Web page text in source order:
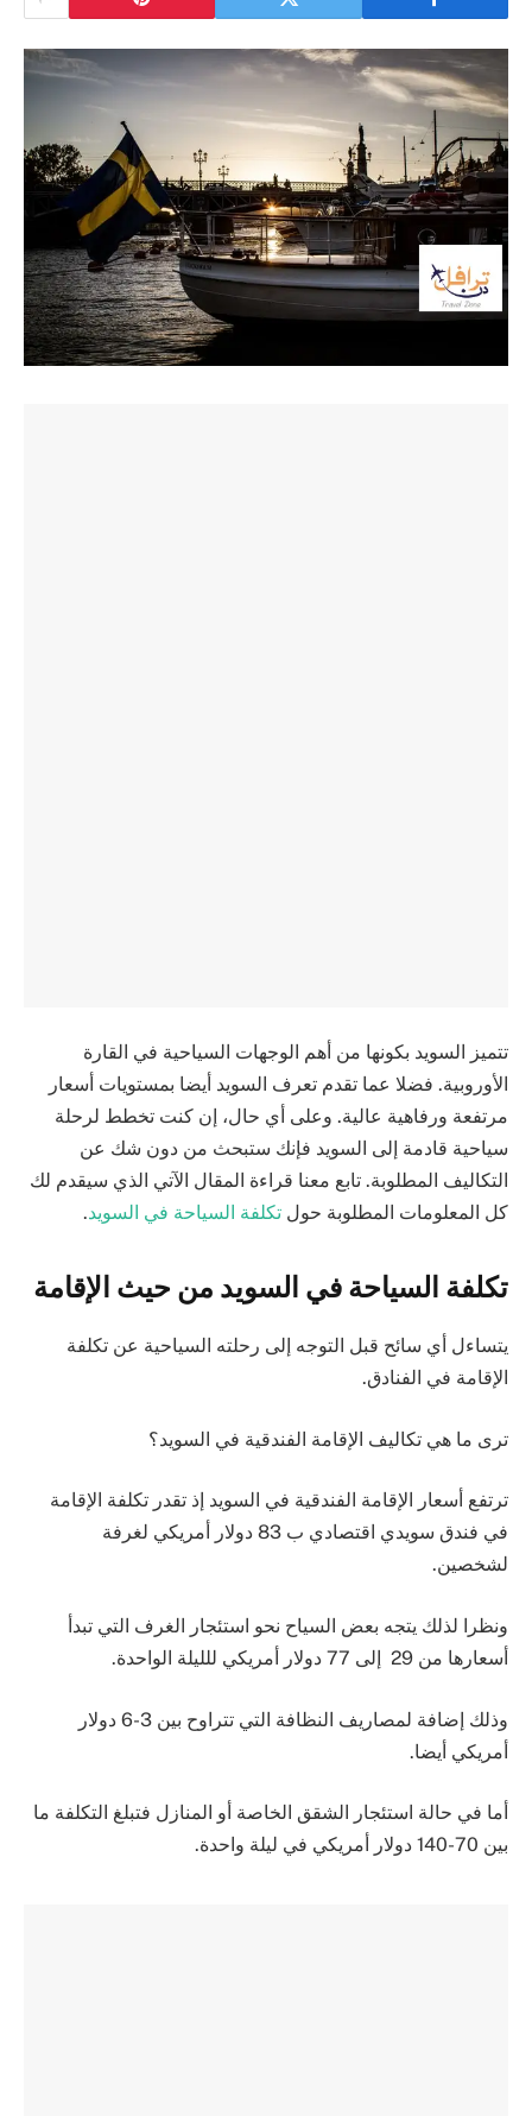
تتميز السويد بكونها من أهم الوجهات السياحية في القارة
اﻷوروبية. فضلا عما تقدم تعرف السويد أيضا بمستويات أسعار
مرتفعة ورفاهية عالية. وعلى أي حال، إن كنت تخطط لرحلة
سياحية قادمة إلى السويد فإنك ستبحث من دون شك عن
التكاليف المطلوبة. تابع معنا قراءة المقال اﻵتي الذي سيقدم لك
كل المعلومات المطلوبة حول تكلفة السياحة في السويد.
تكلفة السياحة في السويد من حيث اﻹقامة
يتساءل أي سائح قبل التوجه إلى رحلته السياحية عن تكلفة
اﻹقامة في الفنادق.
ترى ما هي تكاليف اﻹقامة الفندقية في السويد؟
ترتفع أسعار اﻹقامة الفندقية في السويد إذ تقدر تكلفة اﻹقامة
في فندق سويدي اقتصادي ب 83 دولار أمريكي لغرفة
لشخصين.
ونظرا لذلك يتجه بعض السياح نحو استئجار الغرف التي تبدأ
أسعارها من 29 إلى 77 دولار أمريكي للليلة الواحدة.
وذلك إضافة لمصاريف النظافة التي تتراوح بين 3-6 دولار
أمريكي أيضا.
أما في حالة استئجار الشقق الخاصة أو المنازل فتبلغ التكلفة ما
بين 70-140 دولار أمريكي في ليلة واحدة.